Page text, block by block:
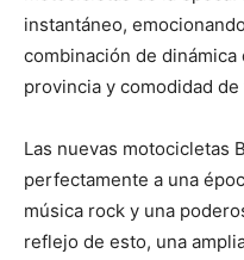
instantáneo,
combinación de
provincia y comodidad de
Las nuevas motocicletas
perfectamente a una
música rock y una
reflejo de esto, una